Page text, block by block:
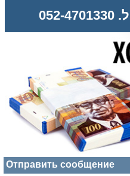
Отправить сообщение